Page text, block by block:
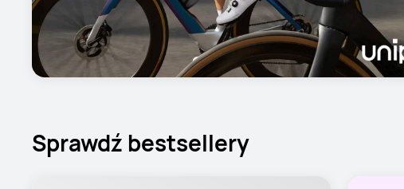
Sprawdź bestsellery